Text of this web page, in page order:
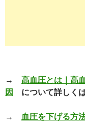
→ 高血圧とは｜高
因 について詳しく
→
血圧を下げる方